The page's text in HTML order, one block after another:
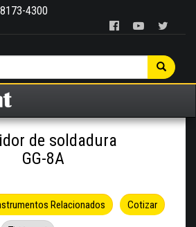
4300
de soldadura
GG-8A
Cotizar
Relacionados